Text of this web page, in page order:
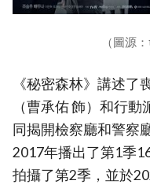
（圖源
《秘密森林》講述了
（曹承佑 飾）和行
同揭開檢察廳和警察
2017年播出了第1季
拍攝了第2季，並於